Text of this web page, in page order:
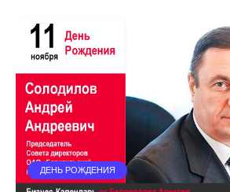
ДЕНЬ РОЖДЕНИЯ